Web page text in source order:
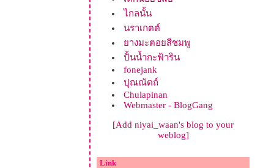
ไกลนั้น
นราเกตต์
างมะตอยสีชมพู
ปั้นน้ำกะฟ้าริน
fonejank
ปุณณัตถ์
Chulapinan
Webmaster - BlogGang
[Add niyai_waan's blog to your
weblog]
Link